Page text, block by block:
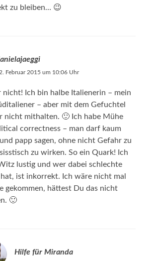
zu bleiben… 😉
Februar 2015 um 10:06 Uhr
nicht! Ich bin halbe Italienerin – mein
– aber mit dem Gefuchtel
nicht mithalten. 🙂 Ich habe Mühe
correctness – man darf kaum
papp sagen, ohne nicht Gefahr zu
zu wirken. So ein Quark! Ich
lustig und wer dabei schlechte
ist inkorrekt. Ich wäre nicht mal
gekommen, hättest Du das nicht
🙂
Hilfe für Miranda